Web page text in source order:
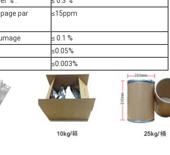
par
≤15ppm
≤ 0.1 %
≤0.05%
≤0.003%